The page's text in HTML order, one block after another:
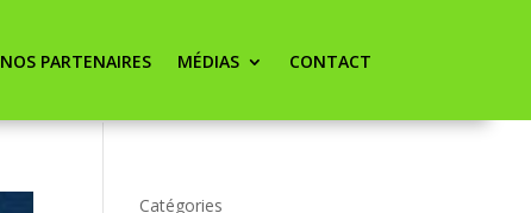
NOS PARTENAIRES MÉDIAS CONTACT
Catégories